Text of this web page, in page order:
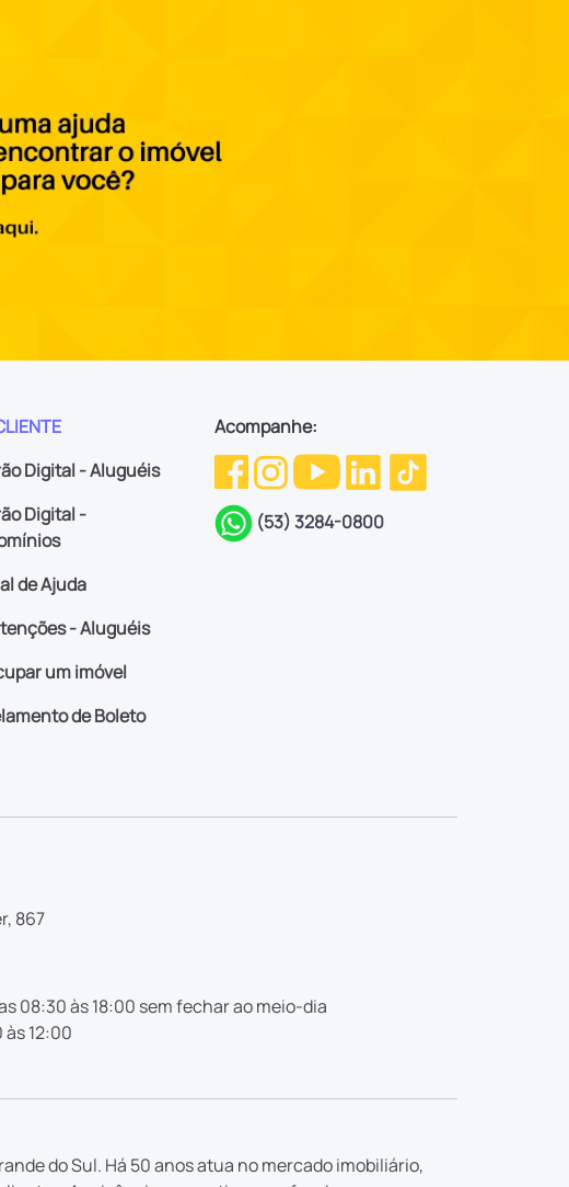
Digital - Aluguéis
Digital -
de Ajuda
- Aluguéis
um imóvel
de Boleto
Acompanhe:
(53) 3284-0800
867
08:30 às 18:00 sem fechar ao meio-dia
12:00
do Sul. Há 50 anos atua no mercado imobiliário,